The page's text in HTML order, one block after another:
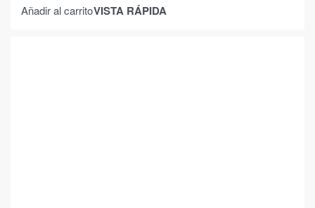
Añadir al carritoVISTA RÁPIDA